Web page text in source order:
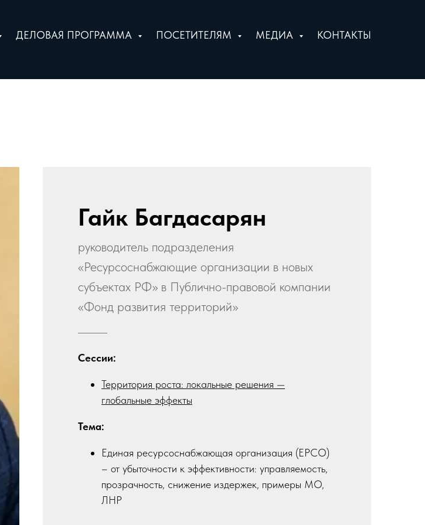
ДЕЛОВАЯ ПРОГРАММА ПОСЕТИТЕЛЯМ МЕДИА КОНТАКТЫ
Гайк Багдасарян
руководитель подразделения
«Ресурсоснабжающие организации в новых
субъектах РФ» в Публично-правовой компании
«Фонд развития территорий»
Сессии:
Территория роста: локальные решения —
глобальные эффекты
Тема:
Единая ресурсоснабжающая организация (ЕРСО)
– от убыточности к эффективности: управляемость,
прозрачность, снижение издержек, примеры МО,
ЛНР